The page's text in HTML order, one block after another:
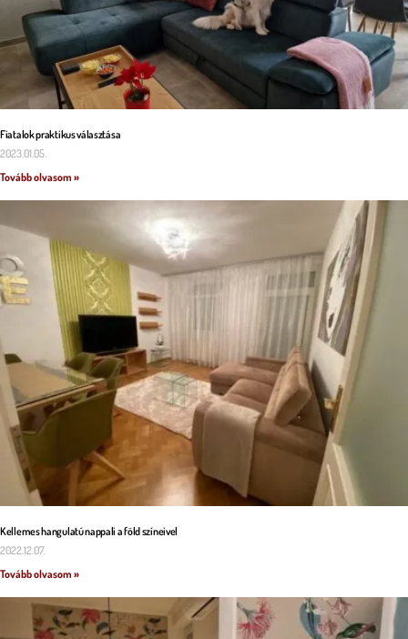
Fiatalok praktikus választása
2023.01.05.
Tovább olvasom »
Kellemes hangulatú nappali a föld színeivel
2022.12.07.
Tovább olvasom »